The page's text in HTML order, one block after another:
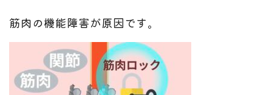
筋肉の機能障害が原因です。